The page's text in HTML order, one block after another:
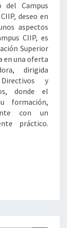
del Campus
deseo en
aspectos
CIIP, es
Superior
en una oferta
dirigida
y
donde el
formación,
con un
práctico.